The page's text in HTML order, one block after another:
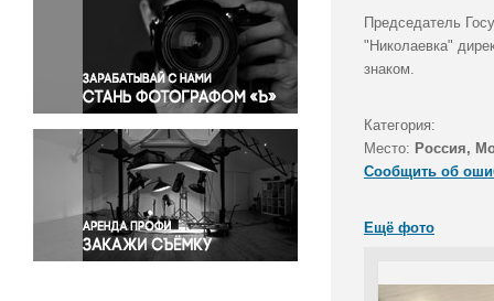
Политика
Правосудие
Происшествия и конфликты
Религия
Светская жизнь
Спорт
Экология
Экономика и бизнес
Председатель
"Николаевка"
знаком.
Категория:
Место: Россия,
Сообщить об
Ещё фото